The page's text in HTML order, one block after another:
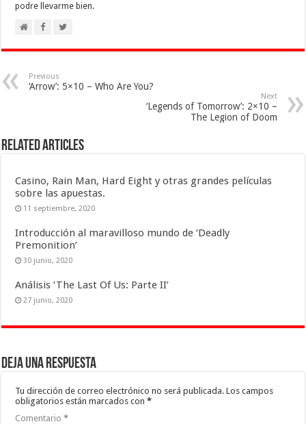
podre llevarme bien.
Previous
‘Arrow’: 5×10 – Who Are You?
Next
‘Legends of Tomorrow’: 2×10 –
The Legion of Doom
Related Articles
Casino, Rain Man, Hard Eight y otras grandes películas
sobre las apuestas.
11 septiembre, 2020
Introducción al maravilloso mundo de ‘Deadly
Premonition’
30 junio, 2020
Análisis ‘The Last Of Us: Parte II’
27 junio, 2020
Deja una respuesta
Tu dirección de correo electrónico no será publicada. Los campos
obligatorios están marcados con*
Comentario*